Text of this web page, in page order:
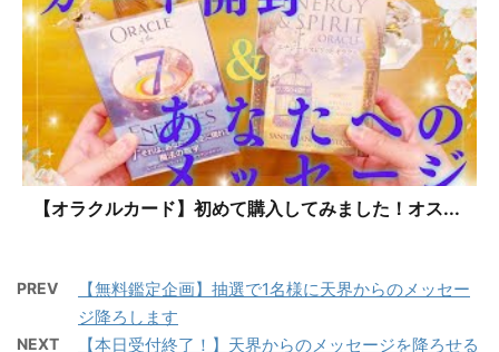
【オラクルカード】初めて購入してみました！オス...
PREV
【無料鑑定企画】抽選で1名様に天界からのメッセー
ジ降ろします
NEXT
【本日受付終了！】天界からのメッセージを降ろせる